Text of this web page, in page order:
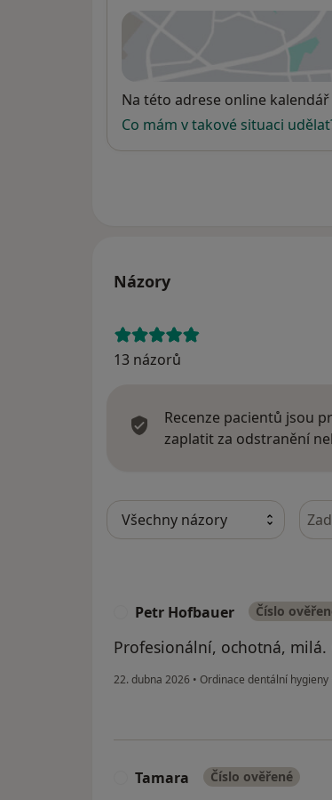
Dostupnost
Na této adrese online
Co mám v takové situaci
Názory
13 názorů
Recenze pacientů jsou
zaplatit za odstranění
Petr Hofbauer Číslo
Profesionální, ochotná, milá.
22. dubna 2026 • Ordinace dentální hygieny
Tamara Číslo ověřené